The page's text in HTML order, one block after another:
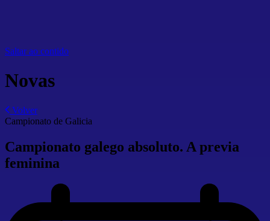
Saltar ao contido
Novas
Volver
Campionato de Galicia
Campionato galego absoluto. A previa
feminina